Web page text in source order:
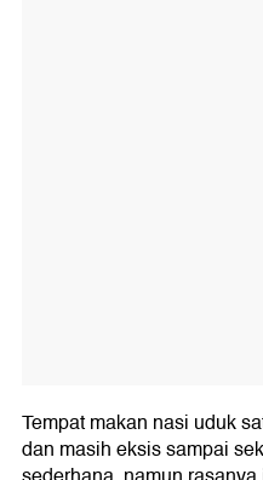
Tempat makan nasi uduk
dan masih eksis sampai